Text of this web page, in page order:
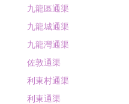
九龍區通渠
九龍城通渠
九龍灣通渠
佐敦通渠
利東村通渠
利東通渠